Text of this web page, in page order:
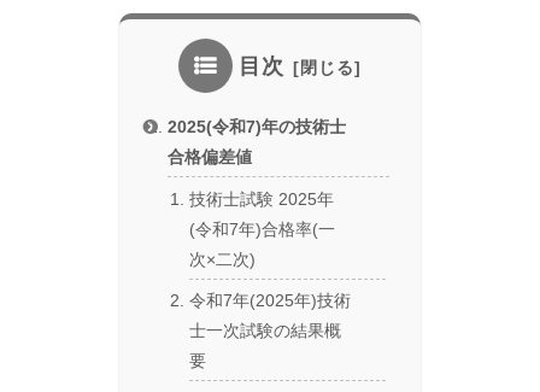
目次
2025(令和7)年の技術士
合格偏差値
技術士試験 2025年
(令和7年)合格率(一
次×二次)
令和7年(2025年)技術
士一次試験の結果概
要